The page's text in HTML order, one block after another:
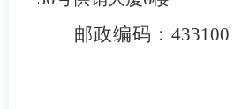
邮政编码：433100